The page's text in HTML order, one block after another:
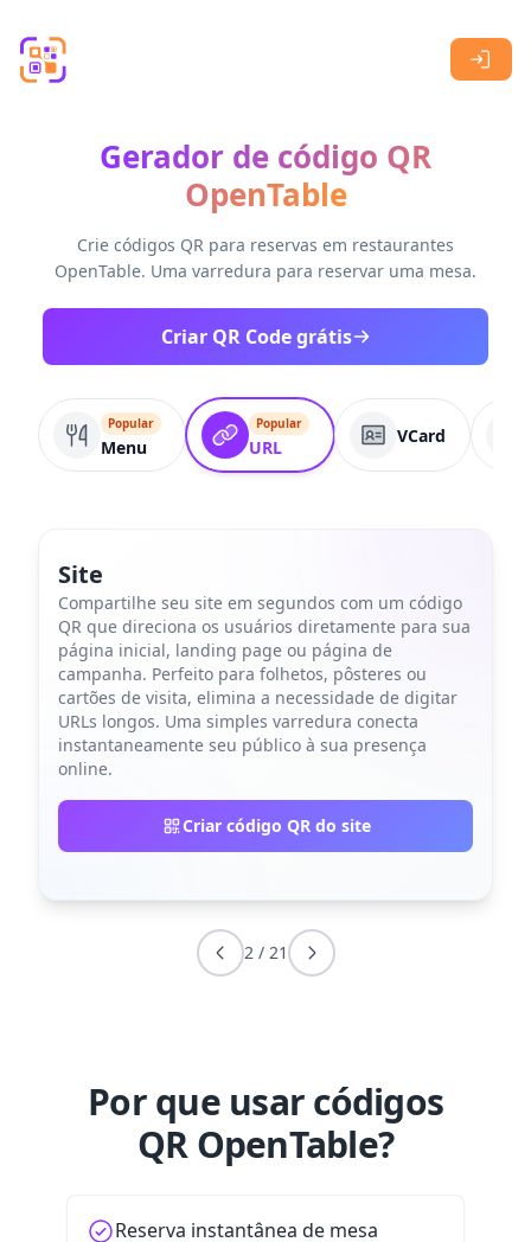
Gerador de código QR
OpenTable
Crie códigos QR para reservas em restaurantes
OpenTable. Uma varredura para reservar uma mesa.
Criar QR Code grátis
Popular
Menu
Popular
URL
VCard
Site
Compartilhe seu site em segundos com um código
QR que direciona os usuários diretamente para sua
página inicial, landing page ou página de
campanha. Perfeito para folhetos, pôsteres ou
cartões de visita, elimina a necessidade de digitar
URLs longos. Uma simples varredura conecta
instantaneamente seu público à sua presença
online.
Criar código QR do site
2/ 21
Por que usar códigos
QR OpenTable?
Reserva instantânea de mesa